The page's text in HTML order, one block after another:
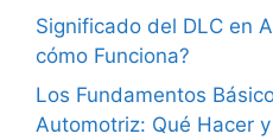
Significado del DLC en
cómo Funciona?
Los Fundamentos
Automotriz: Qué Hacer